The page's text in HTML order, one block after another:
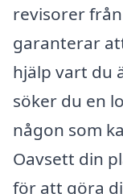
revisorer
garanterar
hjälp vart du
söker du en
någon som
Oavsett din
för att göra